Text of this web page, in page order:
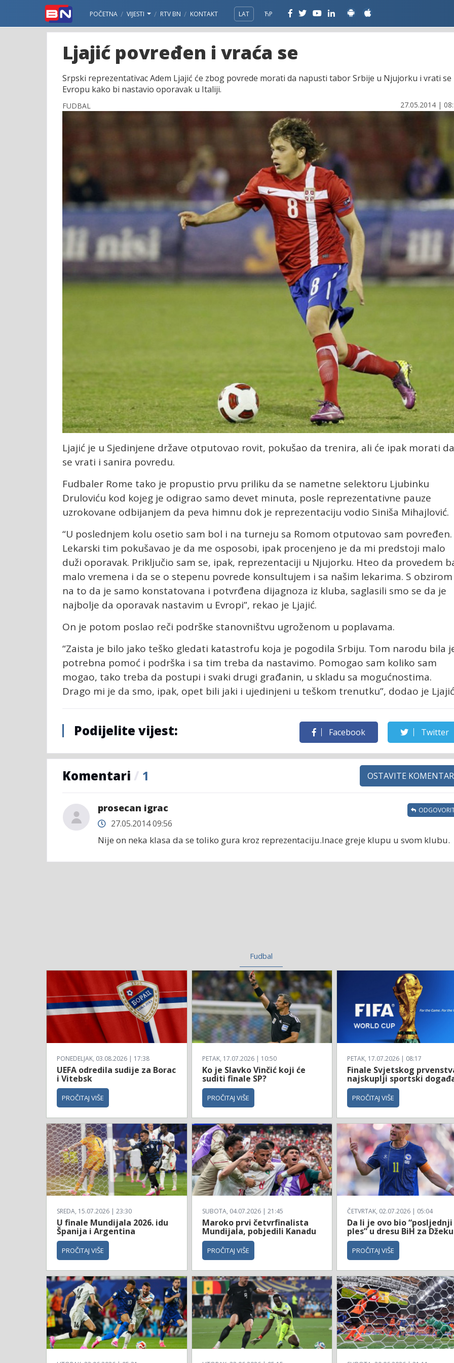
POČETNA VIJESTI RTV BN KONTAKT LAT ЋР
Ljajić povređen i vraća se
Srpski reprezentativac Adem Ljajić će zbog povrede morati da napusti tabor Srbije u Njujorku i vrati se
Evropu kako bi nastavio oporavak u Italiji.
FUDBAL 27.05.2014 |
Ljajić je u Sjedinjene države otputovao rovit, pokušao da trenira, ali će ipak morati da
se vrati i sanira povredu.
Fudbaler Rome tako je propustio prvu priliku da se nametne selektoru Ljubinku
Druloviću kod kojeg je odigrao samo devet minuta, posle reprezentativne pauze
uzrokovane odbijanjem da peva himnu dok je reprezentaciju vodio Siniša Mihajlović.
“U poslednjem kolu osetio sam bol i na turneju sa Romom otputovao sam povređen.
Lekarski tim pokušavao je da me osposobi, ipak procenjeno je da mi predstoji malo
duži oporavak. Priključio sam se, ipak, reprezentaciji u Njujorku. Hteo da provedem
malo vremena i da se o stepenu povrede konsultujem i sa našim lekarima. S obzirom
na to da je samo konstatovana i potvrđena dijagnoza iz kluba, saglasili smo se da je
najbolje da oporavak nastavim u Evropi”, rekao je Ljajić.
On je potom poslao reči podrške stanovništvu ugroženom u poplavama.
“Zaista je bilo jako teško gledati katastrofu koja je pogodila Srbiju. Tom narodu bila
potrebna pomoć i podrška i sa tim treba da nastavimo. Pomogao sam koliko sam
mogao, tako treba da postupi i svaki drugi građanin, u skladu sa mogućnostima.
Drago mi je da smo, ipak, opet bili jaki i ujedinjeni u teškom trenutku”, dodao je
Podijelite vijest: Facebook Twitter
Komentari / 1 OSTAVITE KOMENTAR
prosecan igrac
27.05.2014 09:56
Nije on neka klasa da se toliko gura kroz reprezentaciju.Inace greje klupu u svom klubu.
Fudbal
PONEDELJAK, 03.08.2026 | 17:38
UEFA odredila sudije za Borac
i Vitebsk
PROČITAJ VIŠE
PETAK, 17.07.2026 | 10:50
Ko je Slavko Vinčić koji će
suditi finale SP?
PROČITAJ VIŠE
PETAK, 17.07.2026 | 08:17
Finale Svjetskog
najskuplji sportski
PROČITAJ VIŠE
SREDA, 15.07.2026 | 23:30
U finale Mundijala 2026. idu
Španija i Argentina
PROČITAJ VIŠE
SUBOTA, 04.07.2026 | 21:45
Maroko prvi četvrfinalista
Mundijala, pobjedili Kanadu
PROČITAJ VIŠE
ČETVRTAK, 02.07.2026 | 05:04
Da li je ovo bio “posljednji
ples” u dresu BiH za Džeku
PROČITAJ VIŠE